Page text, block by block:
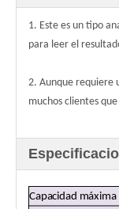
1. Este es un tipo
para leer el
2. Aunque requiere
muchos clientes
Capacidad máxima